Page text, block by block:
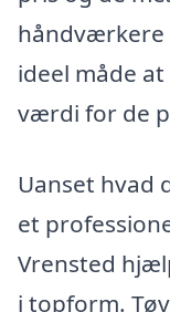
håndværkere
ideel måde
værdi for de
Uanset hvad
et
Vrensted
i topform.